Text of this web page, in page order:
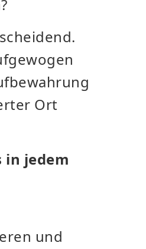
Ort
in jedem
und